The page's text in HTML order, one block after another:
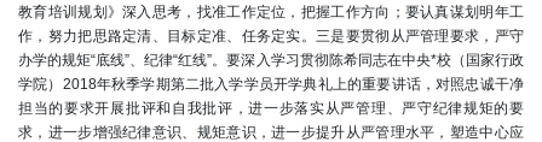
教育培训规划》深入思考，找准工作定位，把握工作方向；要认真谋划明年工
作，努力把思路定清、目标定准、任务定实。三是要贯彻从严管理要求，严守
办学的规矩“底线”、纪律“红线”。要深入学习贯彻陈希同志在中央*校（国家行政
学院）2018年秋季学期第二批入学学员开学典礼上的重要讲话，对照忠诚干净
担当的要求开展批评和自我批评，进一步落实从严管理、严守纪律规矩的要
求，进一步增强纪律意识、规矩意识，进一步提升从严管理水平，塑造中心应